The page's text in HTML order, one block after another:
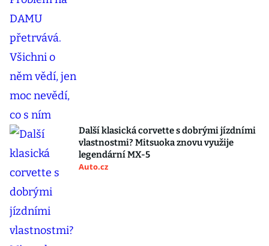
Další klasická corvette s dobrými jízdními
vlastnostmi? Mitsuoka znovu využije
legendární MX-5
Auto.cz